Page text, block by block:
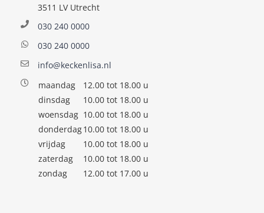
3511 LV Utrecht
030 240 0000
030 240 0000
info@keckenlisa.nl
maandag
12.00 tot 18.00 u
dinsdag
10.00 tot 18.00 u
woensdag 10.00 tot 18.00 u
donderdag10.00 tot 18.00 u
vrijdag
10.00 tot 18.00 u
zaterdag
10.00 tot 18.00 u
zondag
12.00 tot 17.00 u